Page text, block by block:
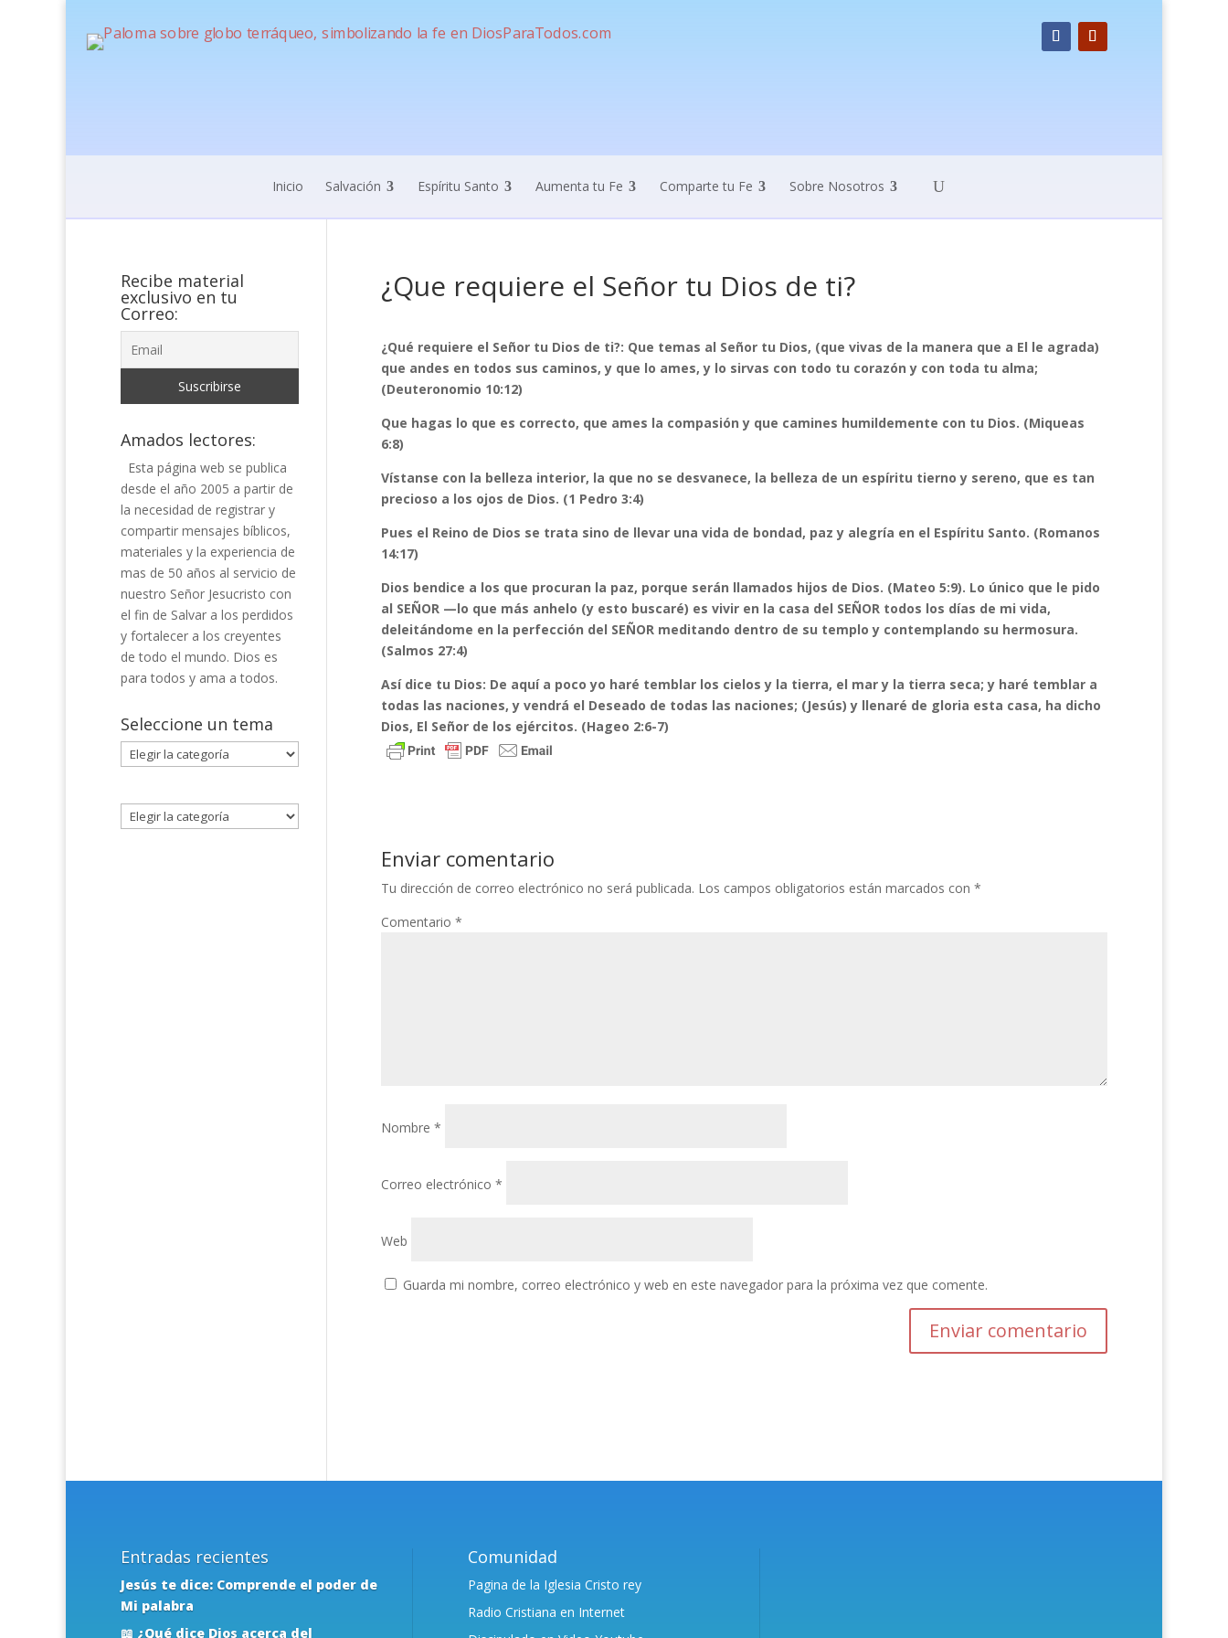
Inicio Salvación Espíritu Santo Aumenta tu Fe Comparte tu Fe Sobre Nosotros
¿Que requiere el Señor tu Dios de ti?
¿Qué requiere el Señor tu Dios de ti?: Que temas al Señor tu Dios, (que vivas de la manera que a El le agrada)
que andes en todos sus caminos, y que lo ames, y lo sirvas con todo tu corazón y con toda tu alma;
(Deuteronomio 10:12)
Que hagas lo que es correcto, que ames la compasión y que camines humildemente con tu Dios. (Miqueas
6:8)
Vístanse con la belleza interior, la que no se desvanece, la belleza de un espíritu tierno y sereno, que es tan
precioso a los ojos de Dios. (1 Pedro 3:4)
Pues el Reino de Dios se trata sino de llevar una vida de bondad, paz y alegría en el Espíritu Santo. (Romanos
14:17)
Dios bendice a los que procuran la paz, porque serán llamados hijos de Dios. (Mateo 5:9). Lo único que le pido
al SEÑOR —lo que más anhelo (y esto buscaré) es vivir en la casa del SEÑOR todos los días de mi vida,
deleitándome en la perfección del SEÑOR meditando dentro de su templo y contemplando su hermosura.
(Salmos 27:4)
Así dice tu Dios: De aquí a poco yo haré temblar los cielos y la tierra, el mar y la tierra seca; y haré temblar a
todas las naciones, y vendrá el Deseado de todas las naciones; (Jesús) y llenaré de gloria esta casa, ha dicho
Dios, El Señor de los ejércitos. (Hageo 2:6-7)
Enviar comentario
Tu dirección de correo electrónico no será publicada. Los campos obligatorios están marcados con *
Comentario *
Nombre *
Correo electrónico *
Web
Guarda mi nombre, correo electrónico y web en este navegador para la próxima vez que comente.
Recibe material
exclusivo en tu
Correo:
Amados lectores:
Esta página web se publica
desde el año 2005 a partir de
la necesidad de registrar y
compartir mensajes bíblicos,
materiales y la experiencia de
mas de 50 años al servicio de
nuestro Señor Jesucristo con
el fin de Salvar a los perdidos
y fortalecer a los creyentes
de todo el mundo. Dios es
para todos y ama a todos.
Seleccione un tema
Seleccione
un
Entradas recientes
Jesús te dice: Comprende el poder de
Mi palabra
📖 ¿Qué dice Dios acerca del
Comunidad
Pagina de la Iglesia Cristo rey
Radio Cristiana en Internet